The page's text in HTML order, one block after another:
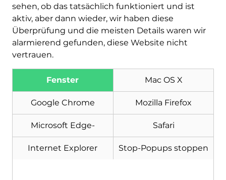
sehen, ob das tatsächlich funktioniert und ist
aktiv, aber dann wieder, wir haben diese
Überprüfung und die meisten Details waren wir
alarmierend gefunden, diese Website nicht
vertrauen.
Fenster Mac OS X
Google Chrome Mozilla Firefox
Microsoft Edge- Safari
Internet Explorer Stop-Popups stoppen